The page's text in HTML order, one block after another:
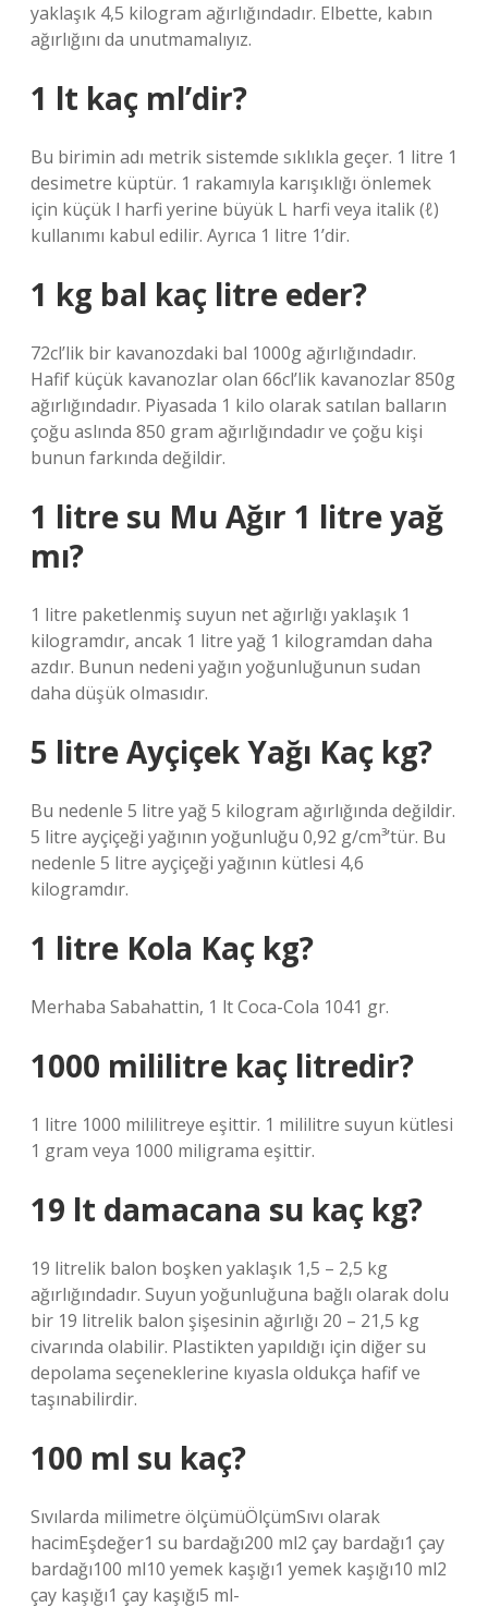
yaklaşık 4,5 kilogram ağırlığındadır. Elbette, kabın
ağırlığını da unutmamalıyız.
1 lt kaç ml’dir?
Bu birimin adı metrik sistemde sıklıkla geçer. 1 litre 1
desimetre küptür. 1 rakamıyla karışıklığı önlemek
için küçük l harfi yerine büyük L harfi veya italik (ℓ)
kullanımı kabul edilir. Ayrıca 1 litre 1’dir.
1 kg bal kaç litre eder?
72cl’lik bir kavanozdaki bal 1000g ağırlığındadır.
Hafif küçük kavanozlar olan 66cl’lik kavanozlar 850g
ağırlığındadır. Piyasada 1 kilo olarak satılan balların
çoğu aslında 850 gram ağırlığındadır ve çoğu kişi
bunun farkında değildir.
1 litre su Mu Ağır 1 litre yağ
mı?
1 litre paketlenmiş suyun net ağırlığı yaklaşık 1
kilogramdır, ancak 1 litre yağ 1 kilogramdan daha
azdır. Bunun nedeni yağın yoğunluğunun sudan
daha düşük olmasıdır.
5 litre Ayçiçek Yağı Kaç kg?
Bu nedenle 5 litre yağ 5 kilogram ağırlığında değildir.
5 litre ayçiçeği yağının yoğunluğu 0,92 g/cm³’tür. Bu
nedenle 5 litre ayçiçeği yağının kütlesi 4,6
kilogramdır.
1 litre Kola Kaç kg?
Merhaba Sabahattin, 1 lt Coca-Cola 1041 gr.
1000 mililitre kaç litredir?
1 litre 1000 mililitreye eşittir. 1 mililitre suyun kütlesi
1 gram veya 1000 miligrama eşittir.
19 lt damacana su kaç kg?
19 litrelik balon boşken yaklaşık 1,5 – 2,5 kg
ağırlığındadır. Suyun yoğunluğuna bağlı olarak dolu
bir 19 litrelik balon şişesinin ağırlığı 20 – 21,5 kg
civarında olabilir. Plastikten yapıldığı için diğer su
depolama seçeneklerine kıyasla oldukça hafif ve
taşınabilirdir.
100 ml su kaç?
Sıvılarda milimetre ölçümüÖlçümSıvı olarak
hacimEşdeğer1 su bardağı200 ml2 çay bardağı1 çay
bardağı100 ml10 yemek kaşığı1 yemek kaşığı10 ml2
çay kaşığı1 çay kaşığı5 ml-